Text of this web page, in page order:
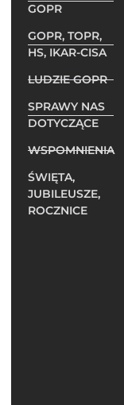
GOPR
GOPR, TOPR,
HS, IKAR-CISA
LUDZIE GOPR
SPRAWY NAS
DOTYCZĄCE
WSPOMNIENIA
ŚWIĘTA,
JUBILEUSZE,
ROCZNICE